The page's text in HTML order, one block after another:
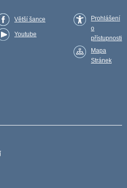
Větší šance
Youtube
Prohlášení
o
přístupnosti
Mapa
Stránek